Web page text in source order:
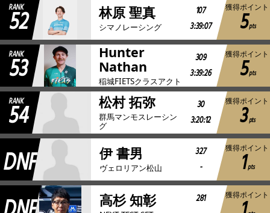
RANK
52 林原 聖真
シマノレーシング
107
3:39:07
獲得ポイント
5pts
RANK
53
Hunter
Nathan
稲城FIETSクラスアクト
309
3:39:26
獲得ポイント
5pts
RANK
54 松村 拓弥
群馬マンモスレーシン
グ
30
3:20:12
獲得ポイント
3pts
DNF 伊 書男
ヴェロリアン松山
327
-
獲得ポイント
1pts
高杉 知彰
281
獲得ポイント